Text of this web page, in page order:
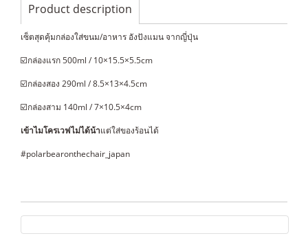
Product description
เซ็ตสุดคุ้มกล่องใส่ขนม/อาหาร อังปังแมน จากญี่ปุ่น
☑️กล่องแรก 500ml / 10×15.5×5.5cm
☑️กล่องสอง 290ml / 8.5×13×4.5cm
☑️กล่องสาม 140ml / 7×10.5×4cm
เข้าไมโครเวฟไม่ได้น้าแต่ใส่ของร้อนได้
#polarbearonthechair_japan